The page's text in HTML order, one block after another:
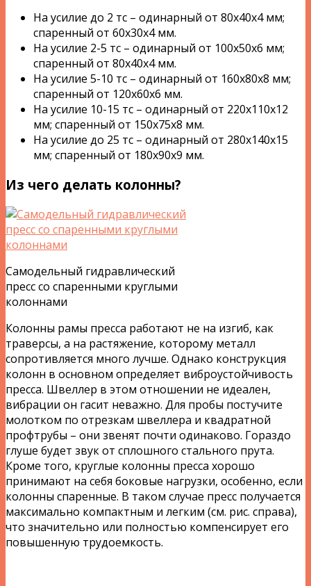
На усилие до 2 тс – одинарный от 80х40х4 мм;
спаренный от 60х30х4 мм.
На усилие 2-5 тс – одинарный от 100х50х6 мм;
спаренный от 80х40х4 мм.
На усилие 5-10 тс – одинарный от 160х80х8 мм;
спаренный от 120х60х6 мм.
На усилие 10-15 тс – одинарный от 220х110х12
мм; спаренный от 150х75х8 мм.
На усилие до 25 тс – одинарный от 280х140х15
мм; спаренный от 180х90х9 мм.
Из чего делать колонны?
Самодельный гидравлический
пресс со спаренными круглыми
колоннами
Колонны рамы пресса работают не на изгиб, как
траверсы, а на растяжение, которому металл
сопротивляется много лучше. Однако конструкция
колонн в основном определяет виброустойчивость
пресса. Швеллер в этом отношении не идеален,
вибрации он гасит неважно. Для пробы постучите
молотком по отрезкам швеллера и квадратной
профтрубы – они звенят почти одинаково. Гораздо
глуше будет звук от сплошного стального прута.
Кроме того, круглые колонны пресса хорошо
принимают на себя боковые нагрузки, особенно, если
колонны спаренные. В таком случае пресс получается
максимально компактным и легким (см. рис. справа),
что значительно или полностью компенсирует его
повышенную трудоемкость.